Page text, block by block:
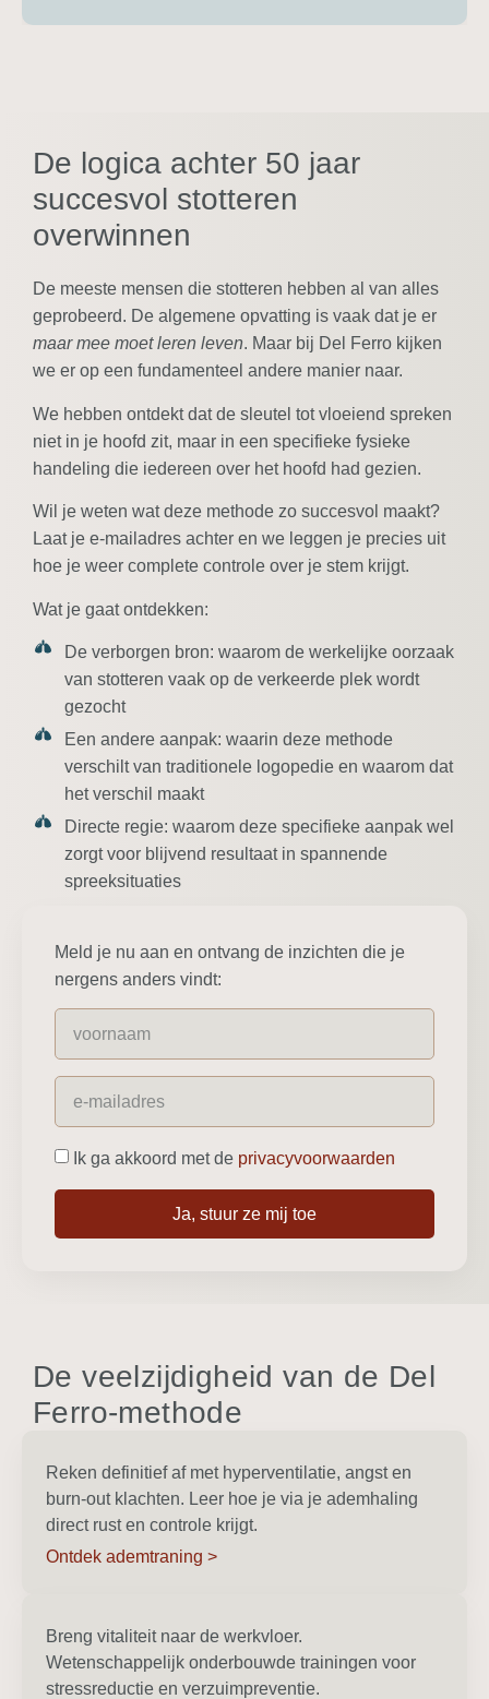
De logica achter 50 jaar
succesvol stotteren
overwinnen
De meeste mensen die stotteren hebben al van alles
geprobeerd. De algemene opvatting is vaak dat je er
maar mee moet leren leven. Maar bij Del Ferro kijken
we er op een fundamenteel andere manier naar.
We hebben ontdekt dat de sleutel tot vloeiend spreken
niet in je hoofd zit, maar in een specifieke fysieke
handeling die iedereen over het hoofd had gezien.
Wil je weten wat deze methode zo succesvol maakt?
Laat je e-mailadres achter en we leggen je precies uit
hoe je weer complete controle over je stem krijgt.
Wat je gaat ontdekken:
De verborgen bron: waarom de werkelijke oorzaak
van stotteren vaak op de verkeerde plek wordt
gezocht
Een andere aanpak: waarin deze methode
verschilt van traditionele logopedie en waarom dat
het verschil maakt
Directe regie: waarom deze specifieke aanpak wel
zorgt voor blijvend resultaat in spannende
spreeksituaties
Meld je nu aan en ontvang de inzichten die je
nergens anders vindt:
Ik ga akkoord met de privacyvoorwaarden
Ja, stuur ze mij toe
De veelzijdigheid van de Del
Ferro-methode
Reken definitief af met hyperventilatie, angst en
burn-out klachten. Leer hoe je via je ademhaling
direct rust en controle krijgt.
Ontdek ademtraning >
Breng vitaliteit naar de werkvloer.
Wetenschappelijk onderbouwde trainingen voor
stressreductie en verzuimpreventie.